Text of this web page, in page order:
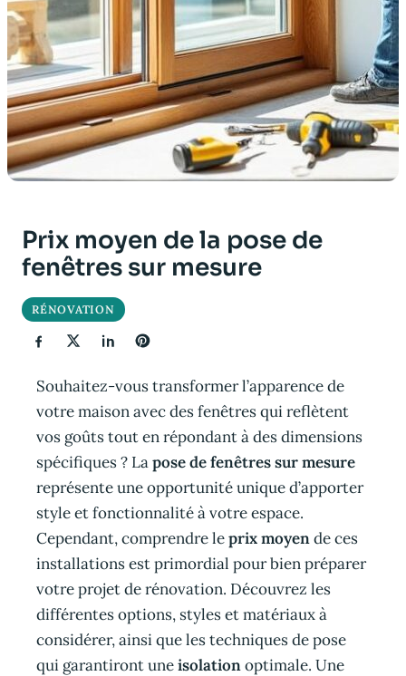
Prix moyen de la pose de
fenêtres sur mesure
RÉNOVATION
Souhaitez-vous transformer l’apparence de
votre maison avec des fenêtres qui reflètent
vos goûts tout en répondant à des dimensions
spécifiques ? Lapose de fenêtres sur mesure
représente une opportunité unique d’apporter
style et fonctionnalité à votre espace.
Cependant, comprendre leprix moyende ces
installations est primordial pour bien préparer
votre projet de rénovation. Découvrez les
différentes options, styles et matériaux à
considérer, ainsi que les techniques de pose
qui garantiront uneisolationoptimale. Une